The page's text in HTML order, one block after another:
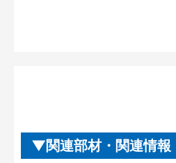
関連部材・関連情報